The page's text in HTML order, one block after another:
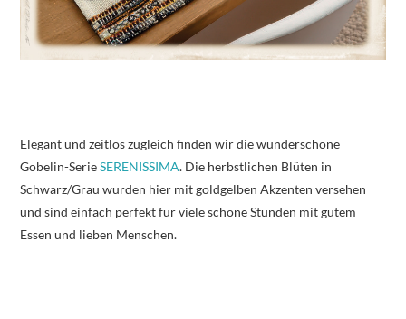
Elegant und zeitlos zugleich finden wir die wunderschöne
Gobelin-SerieSERENISSIMA. Die herbstlichen Blüten in
Schwarz/Grau wurden hier mit goldgelben Akzenten versehen
und sind einfach perfekt für viele schöne Stunden mit gutem
Essen und lieben Menschen.